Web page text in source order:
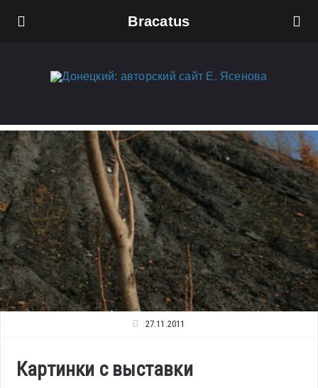
Bracatus
27.11.2011
Картинки с выставки